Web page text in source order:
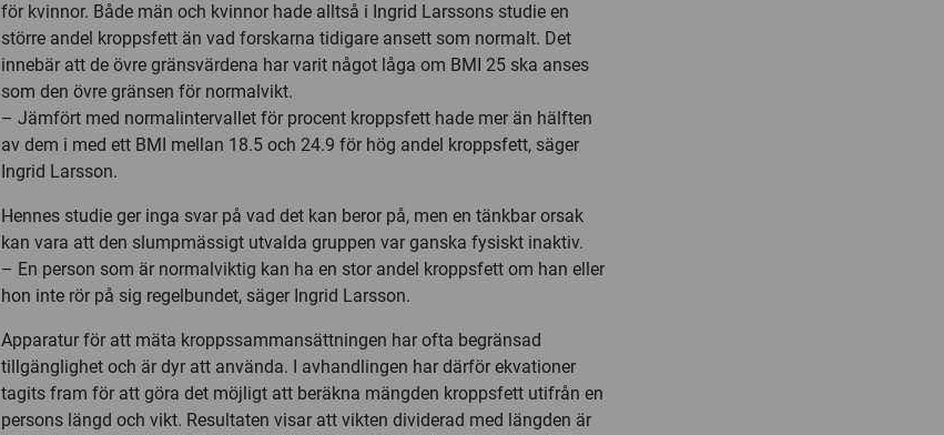
för kvinnor. Både män och kvinnor hade alltså i Ingrid Larssons studie en
större andel kroppsfett än vad forskarna tidigare ansett som normalt. Det
innebär att de övre gränsvärdena har varit något låga om BMI 25 ska anses
som den övre gränsen för normalvikt.
– Jämfört med normalintervallet för procent kroppsfett hade mer än hälften
av dem i med ett BMI mellan 18.5 och 24.9 för hög andel kroppsfett, säger
Ingrid Larsson.
Hennes studie ger inga svar på vad det kan beror på, men en tänkbar orsak
kan vara att den slumpmässigt utvalda gruppen var ganska fysiskt inaktiv.
– En person som är normalviktig kan ha en stor andel kroppsfett om han eller
hon inte rör på sig regelbundet, säger Ingrid Larsson.
Apparatur för att mäta kroppssammansättningen har ofta begränsad
tillgänglighet och är dyr att använda. I avhandlingen har därför ekvationer
tagits fram för att göra det möjligt att beräkna mängden kroppsfett utifrån en
persons längd och vikt. Resultaten visar att vikten dividerad med längden är